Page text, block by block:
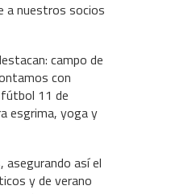
a nuestros socios
campo de
con
11 de
esgrima, yoga y
asegurando así el
y de verano